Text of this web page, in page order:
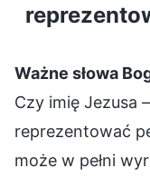
Ważne słowa
Czy imię Jezusa
reprezentować
może w pełni